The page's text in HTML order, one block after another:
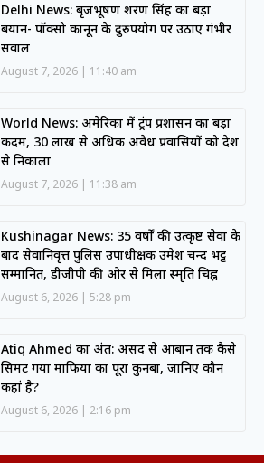
Delhi News: बृजभूषण शरण सिंह का बड़ा
बयान- पॉक्सो कानून के दुरुपयोग पर उठाए गंभीर
सवाल
August 7, 2026 11:40 am
World News: अमेरिका में ट्रंप प्रशासन का बड़ा
कदम, 30 लाख से अधिक अवैध प्रवासियों को देश
से निकाला
August 7, 2026 11:38 am
Kushinagar News: 35 वर्षों की उत्कृष्ट सेवा के
बाद सेवानिवृत्त पुलिस उपाधीक्षक उमेश चन्द भट्ट
सम्मानित, डीजीपी की ओर से मिला स्मृति चिह्न
August 6, 2026 5:28 pm
Atiq Ahmed का अंत: असद से आबान तक कैसे
सिमट गया माफिया का पूरा कुनबा, जानिए कौन
कहां है?
August 6, 2026 2:16 pm